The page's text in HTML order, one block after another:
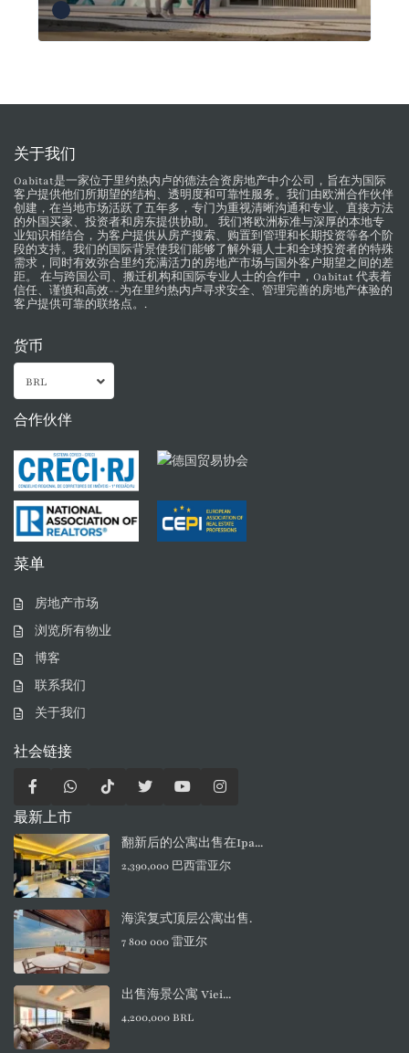
关于我们
Oabitat是一家位于里约热内卢的德法合资房地产中介公司，旨在为国际
客户提供他们所期望的结构、透明度和可靠性服务。我们由欧洲合作伙伴
创建，在当地市场活跃了五年多，专门为重视清晰沟通和专业、直接方法
的外国买家、投资者和房东提供协助。 我们将欧洲标准与深厚的本地专
业知识相结合，为客户提供从房产搜索、购置到管理和长期投资等各个阶
段的支持。我们的国际背景使我们能够了解外籍人士和全球投资者的特殊
需求，同时有效弥合里约充满活力的房地产市场与国外客户期望之间的差
距。 在与跨国公司、搬迁机构和国际专业人士的合作中，Oabitat 代表着
信任、谨慎和高效--为在里约热内卢寻求安全、管理完善的房地产体验的
客户提供可靠的联络点。.
货币
BRL
合作伙伴
菜单
房地产市场
浏览所有物业
博客
联系我们
关于我们
社会链接
最新上市
翻新后的公寓出售在Ipa...
2,390,000 巴西雷亚尔
海滨复式顶层公寓出售.
7 800 000 雷亚尔
出售海景公寓 Viei...
4,200,000 BRL